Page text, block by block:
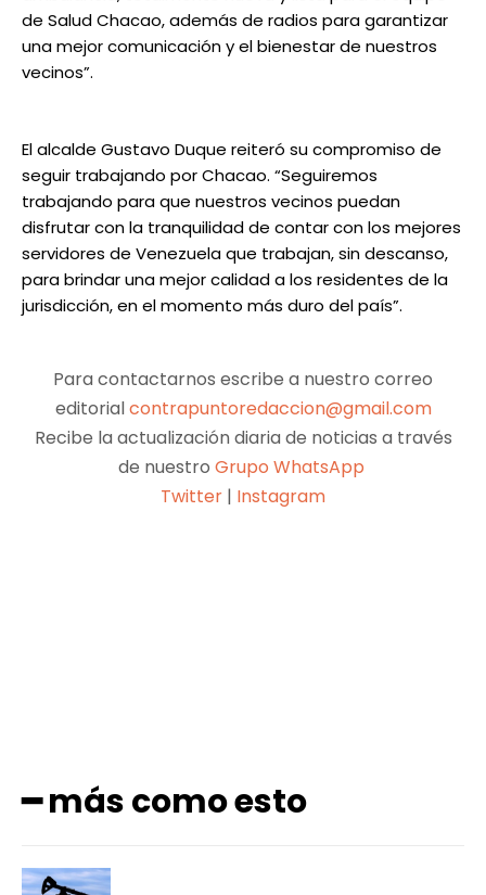
de Salud Chacao, además de radios para garantizar
una mejor comunicación y el bienestar de nuestros
vecinos”.
El alcalde Gustavo Duque reiteró su compromiso de
seguir trabajando por Chacao. “Seguiremos
trabajando para que nuestros vecinos puedan
disfrutar con la tranquilidad de contar con los mejores
servidores de Venezuela que trabajan, sin descanso,
para brindar una mejor calidad a los residentes de la
jurisdicción, en el momento más duro del país”.
Para contactarnos escribe a nuestro correo
editorialcontrapuntoredaccion@gmail.com
Recibe la actualización diaria de noticias a través
de nuestro Grupo WhatsApp
Twitter | Instagram
━ más como esto